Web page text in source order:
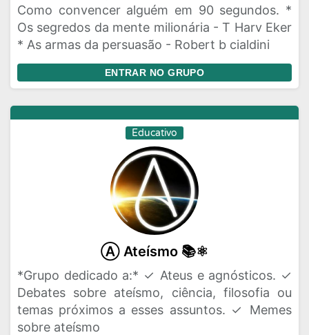
Como convencer alguém em 90 segundos. *
Os segredos da mente milionária - T Harv Eker
* As armas da persuasão - Robert b cialdini
ENTRAR NO GRUPO
Educativo
Ⓐ Ateísmo 📚⚛️
*Grupo dedicado a:* ✓ Ateus e agnósticos. ✓
Debates sobre ateísmo, ciência, filosofia ou
temas próximos a esses assuntos. ✓ Memes
sobre ateísmo